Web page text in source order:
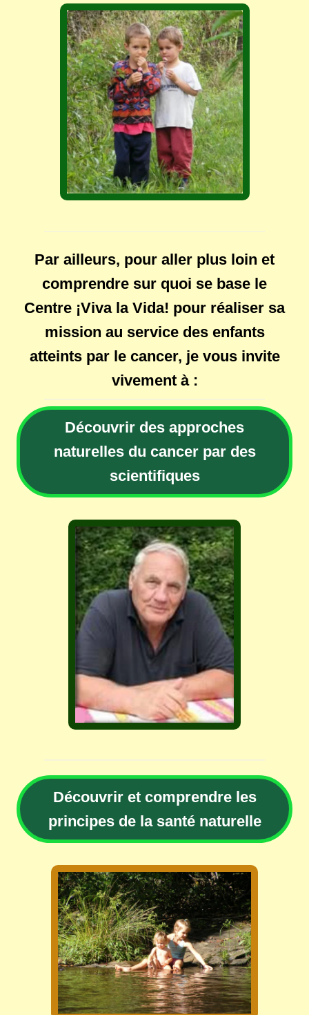
Par ailleurs, pour aller plus loin et
comprendre sur quoi se base le
Centre ¡Viva la Vida! pour réaliser sa
mission au service des enfants
atteints par le cancer, je vous invite
vivement à :
Découvrir des approches
naturelles du cancer par des
scientifiques
Découvrir et comprendre les
principes de la santé naturelle